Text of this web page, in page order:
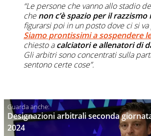
“Le persone che vanno allo stadio
chenon c’è spazio per il razzismo
figurarsi poi in un posto dove ci si
Siamo prontissimi a sospendere
chiesto acalciatori e allenatori di
Gli arbitri sono concentrati sulla
sentono certe cose”.
Designazioni arbitrali seconda
2024